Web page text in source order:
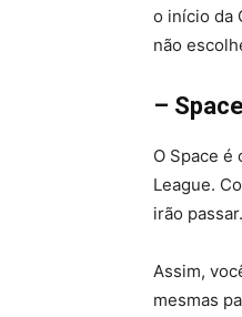
o início da
não
–
O Space é
League.
irão passar.
Assim,
mesmas